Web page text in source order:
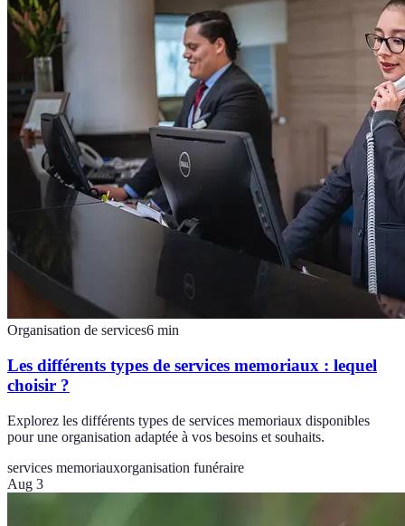
Organisation de services6 min
Les différents types de services memoriaux : lequel
choisir ?
Explorez les différents types de services memoriaux disponibles
pour une organisation adaptée à vos besoins et souhaits.
services memoriauxorganisation funéraire
Aug 3